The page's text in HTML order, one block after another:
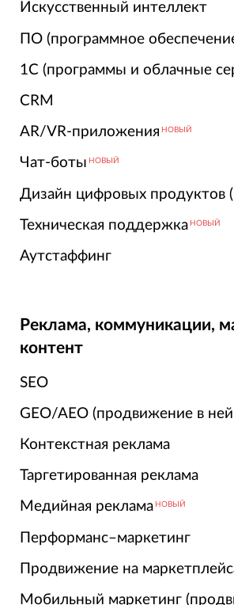
Искусственный интеллект
ПО (программное
1С (программы и облачные
CRM
AR/VR-приложения НОВЫЙ
Чат-боты НОВЫЙ
Дизайн цифровых продуктов
Техническая поддержка НОВЫЙ
Аутстаффинг
Реклама, коммуникации,
контент
SEO
GEO/AEO (продвижение в
Контекстная реклама
Таргетированная реклама
Медийная реклама НОВЫЙ
Перформанс–маркетинг
Продвижение на
Мобильный маркетинг